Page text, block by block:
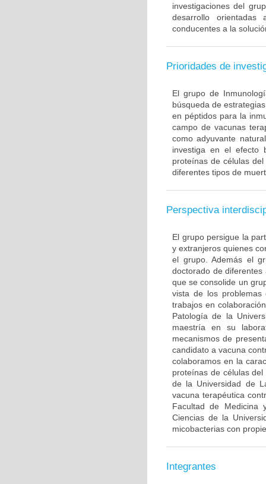
investigaciones del
desarrollo
conducentes a la
Prioridades de
El grupo de
búsqueda de
en péptidos para la
campo de vacunas
como adyuvante
investiga en el efecto
proteínas de células
diferentes tipos de
Perspectiva
El grupo persigue la
y extranjeros quienes
el grupo. Además el
doctorado de
que se consolide un
vista de los problemas
trabajos en
Patología de la
maestría en su
mecanismos de
candidato a vacuna
colaboramos en la
proteínas de células
de la Universidad de
vacuna terapéutica
Facultad de Medicina
Ciencias de la
micobacterias con
Integrantes